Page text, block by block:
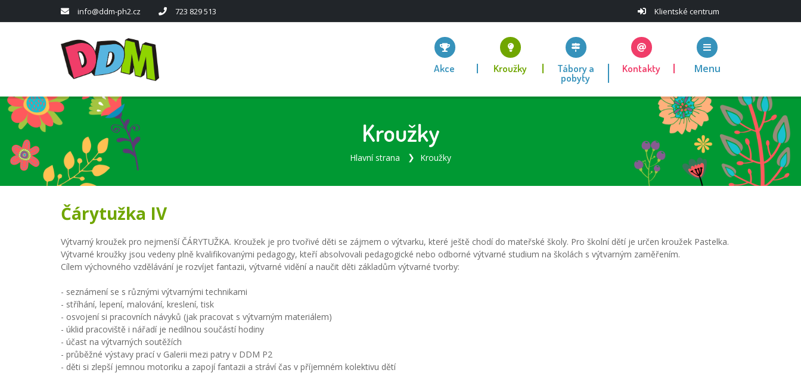
info@ddm-ph2.cz 723 829 513 Klientské centrum
Akce Kroužky Tábory a
pobyty
Kontakty Menu
Kroužky
Hlavní strana Kroužky
Čárytužka IV
Výtvarný kroužek pro nejmenší ČÁRYTUŽKA. Kroužek je pro tvořivé děti se zájmem o výtvarku, které ještě chodí do mateřské školy. Pro školní dětí je určen kroužek Pastelka.
Výtvarné kroužky jsou vedeny plně kvalifikovanými pedagogy, kteří absolvovali pedagogické nebo odborné výtvarné studium na školách s výtvarným zaměřením.
Cílem výchovného vzdělávání je rozvíjet fantazii, výtvarné vidění a naučit děti základům výtvarné tvorby:
- seznámení se s různými výtvarnými technikami
- stříhání, lepení, malování, kreslení, tisk
- osvojení si pracovních návyků (jak pracovat s výtvarným materiálem)
- úklid pracoviště i nářadí je nedílnou součástí hodiny
- účast na výtvarných soutěžích
- průběžné výstavy prací v Galerii mezi patry v DDM P2
- děti si zlepší jemnou motoriku a zapojí fantazii a stráví čas v příjemném kolektivu dětí